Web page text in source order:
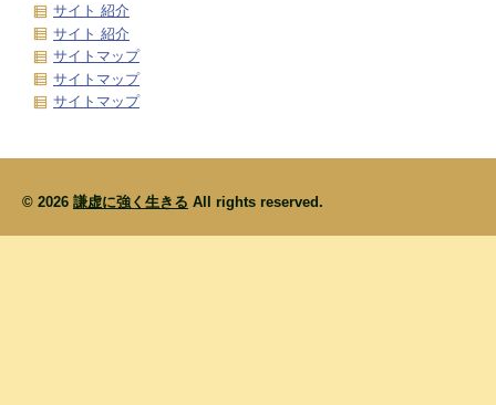
サイト 紹介
サイト 紹介
サイトマップ
サイトマップ
サイトマップ
© 2026 謙虚に強く生きる All rights reserved.